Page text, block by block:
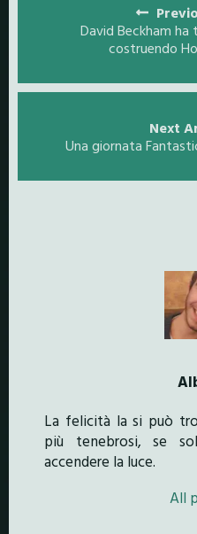
navigationDavid Beckham
costruendo
Next
Una giornata
La felicità la si può
più tenebrosi, se
accendere la luce.
All